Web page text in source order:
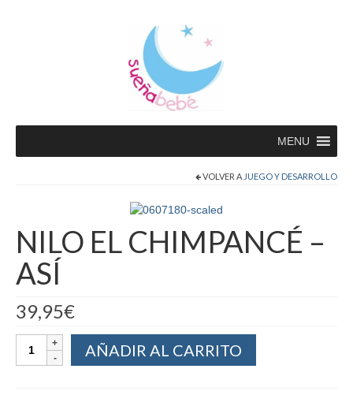
MENU
VOLVER A JUEGO Y DESARROLLO
NILO EL CHIMPANCÉ –
ASÍ
39,95€
AÑADIR AL CARRITO